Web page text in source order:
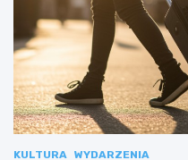
KULTURA WYDARZENIA